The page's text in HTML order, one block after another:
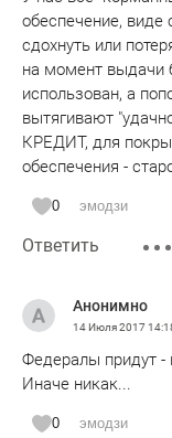
обеспечение, виде
сдохнуть или
на момент выдачи
использован, а
вытягивают
КРЕДИТ, для
обеспечения -
0 эмодзи
Ответить
Анонимно
14 Июля 2017
Федералы придут -
Иначе никак...
0 эмодзи